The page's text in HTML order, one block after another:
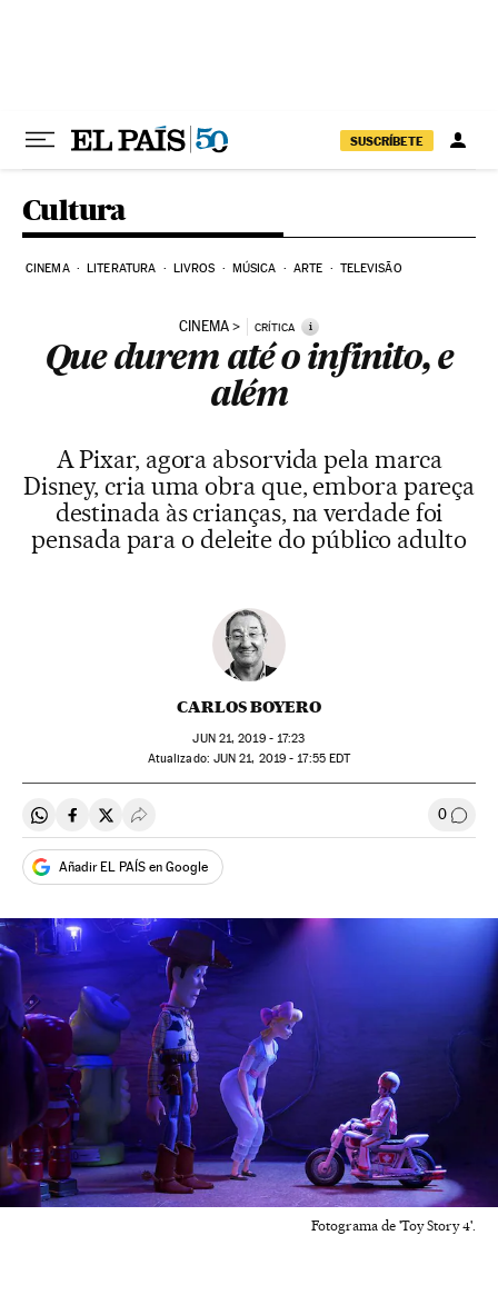
SUSCRÍBETE
Cultura
CINEMA LITERATURA LIVROS MÚSICA ARTE TELEVISÃO
CINEMA CRÍTICA i
Que durem até o infinito, e
além
A Pixar, agora absorvida pela marca
Disney, cria uma obra que, embora pareça
destinada às crianças, na verdade foi
pensada para o deleite do público adulto
CARLOS BOYERO
JUN21, 2019 - 17:23
atualizado: JUN 21, 2019 - 17:55EDT
Compartir en Whatsapp
Compartir en Facebook
Compartir en Twitter
Desplegar Redes Sociales 0
Añadir EL PAÍS en Google
Fotograma de 'Toy Story 4'.